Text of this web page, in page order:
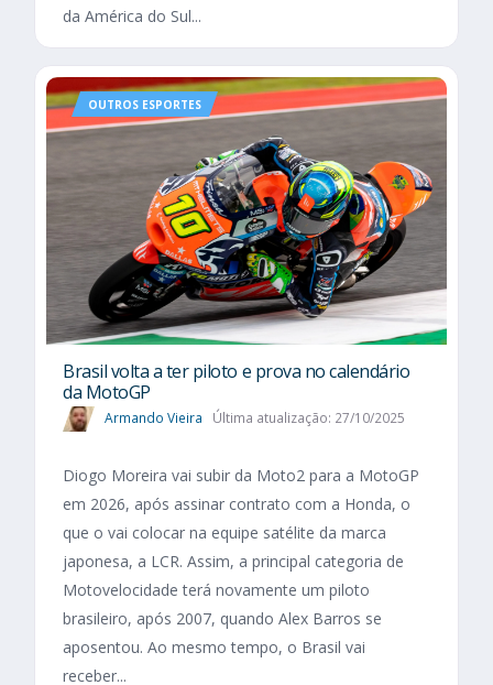
da América do Sul...
OUTROS ESPORTES
Brasil volta a ter piloto e prova no calendário
da MotoGP
Armando Vieira Última atualização: 27/10/2025
Diogo Moreira vai subir da Moto2 para a MotoGP
em 2026, após assinar contrato com a Honda, o
que o vai colocar na equipe satélite da marca
japonesa, a LCR. Assim, a principal categoria de
Motovelocidade terá novamente um piloto
brasileiro, após 2007, quando Alex Barros se
aposentou. Ao mesmo tempo, o Brasil vai
receber...